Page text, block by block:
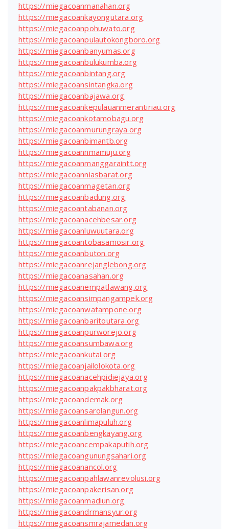
https://miegacoanmanahan.org
https://miegacoankayongutara.org
https://miegacoanpohuwato.org
https://miegacoanpulautokongboro.org
https://miegacoanbanyumas.org
https://miegacoanbulukumba.org
https://miegacoanbintang.org
https://miegacoansintangka.org
https://miegacoanbajawa.org
https://miegacoankepulauanmerantiriau.org
https://miegacoankotamobagu.org
https://miegacoanmurungraya.org
https://miegacoanbimantb.org
https://miegacoannmamuju.org
https://miegacoanmanggaraintt.org
https://miegacoanniasbarat.org
https://miegacoanmagetan.org
https://miegacoanbadung.org
https://miegacoantabanan.org
https://miegacoanacehbesar.org
https://miegacoanluwuutara.org
https://miegacoantobasamosir.org
https://miegacoanbuton.org
https://miegacoanrejanglebong.org
https://miegacoanasahan.org
https://miegacoanempatlawang.org
https://miegacoansimpangampek.org
https://miegacoanwatampone.org
https://miegacoanbaritoutara.org
https://miegacoanpurworejo.org
https://miegacoansumbawa.org
https://miegacoankutai.org
https://miegacoanjailolokota.org
https://miegacoanacehpidiejaya.org
https://miegacoanpakpakbharat.org
https://miegacoandemak.org
https://miegacoansarolangun.org
https://miegacoanlimapuluh.org
https://miegacoanbengkayang.org
https://miegacoancempakaputih.org
https://miegacoangunungsahari.org
https://miegacoanancol.org
https://miegacoanpahlawanrevolusi.org
https://miegacoanpakerisan.org
https://miegacoanmadiun.org
https://miegacoandrmansyur.org
https://miegacoansmrajamedan.org